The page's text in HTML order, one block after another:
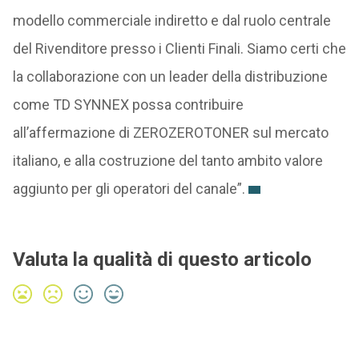
modello commerciale indiretto e dal ruolo centrale
del Rivenditore presso i Clienti Finali. Siamo certi che
la collaborazione con un leader della distribuzione
come TD SYNNEX possa contribuire
all’affermazione di ZEROZEROTONER sul mercato
italiano, e alla costruzione del tanto ambito valore
aggiunto per gli operatori del canale”.
Valuta la qualità di questo articolo